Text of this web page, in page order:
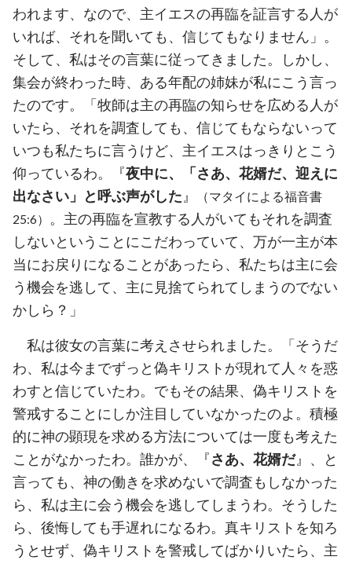
われます、なので、主イエスの再臨を証言する人が
いれば、それを聞いても、信じてもなりません」。
そして、私はその言葉に従ってきました。しかし、
集会が終わった時、ある年配の姉妹が私にこう言っ
たのです。「牧師は主の再臨の知らせを広める人が
いたら、それを調査しても、信じてもならないって
いつも私たちに言うけど、主イエスはっきりとこう
仰っているわ。『夜中に、「さあ、花婿だ、迎えに
出なさい」と呼ぶ声がした 』
（マタイによる福音書
25:6）
。主の再臨を宣教する人がいてもそれを調査
しないということにこだわっていて、万が一主が本
当にお戻りになることがあったら、私たちは主に会
う機会を逃して、主に見捨てられてしまうのでない
かしら？」
私は彼女の言葉に考えさせられました。「そうだ
わ、私は今までずっと偽キリストが現れて人々を惑
わすと信じていたわ。でもその結果、偽キリストを
警戒することにしか注目していなかったのよ。積極
的に神の顕現を求める方法については一度も考えた
ことがなかったわ。誰かが、『さあ、花婿だ』、と
言っても、神の働きを求めないで調査もしなかった
ら、私は主に会う機会を逃してしまうわ。そうした
ら、後悔しても手遅れになるわ。真キリストを知ろ
うとせず、偽キリストを警戒してばかりいたら、主